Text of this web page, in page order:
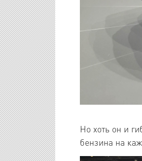
Но хоть он и
бензина на